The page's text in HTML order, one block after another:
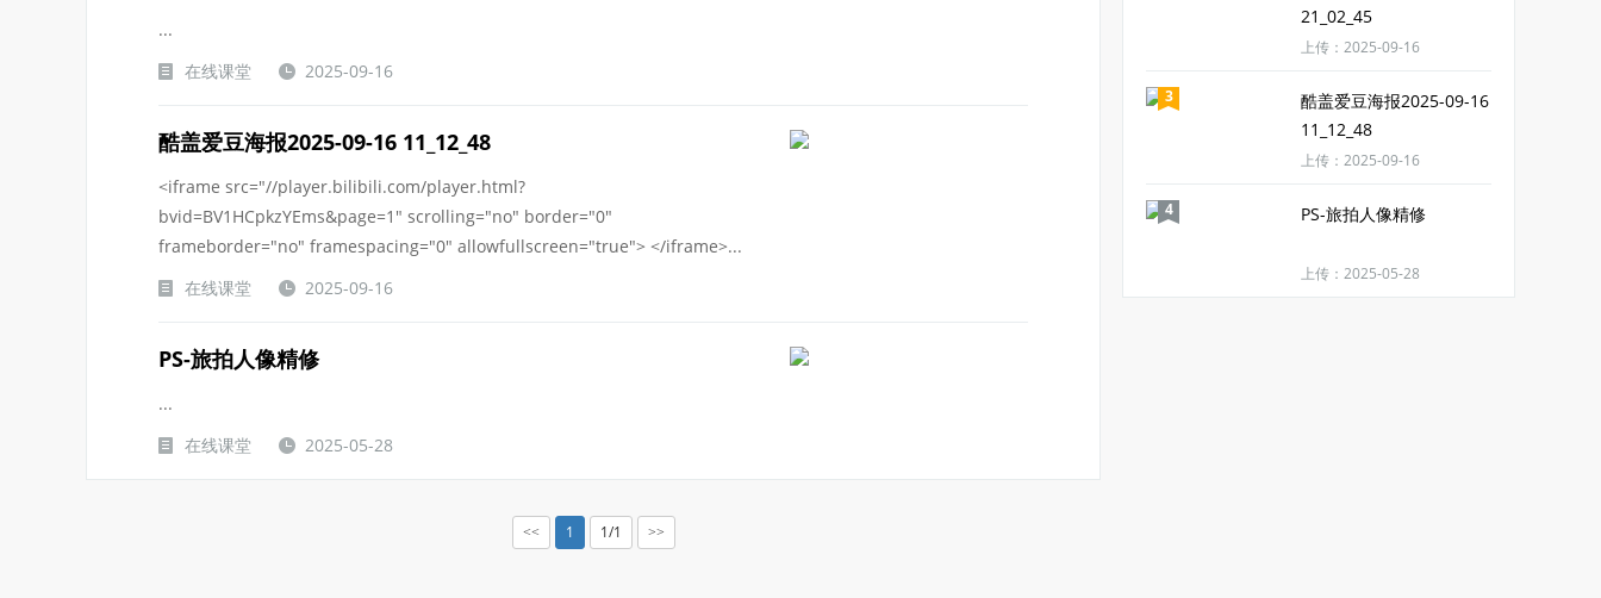
...
在线课堂
2025-09-16
酷盖爱豆海报2025-09-16 11_12_48
<iframe src="//player.bilibili.com/player.html?
bvid=BV1HCpkzYEms&page=1" scrolling="no" border="0"
frameborder="no" framespacing="0" allowfullscreen="true"> </iframe>...
在线课堂
2025-09-16
PS-旅拍人像精修
...
在线课堂
2025-05-28
<< 1 1/1 >>
21_02_45
上传：2025-09-16
3
酷盖爱豆海报2025-09-16
11_12_48
上传：2025-09-16
4 PS-旅拍人像精修
上传：2025-05-28